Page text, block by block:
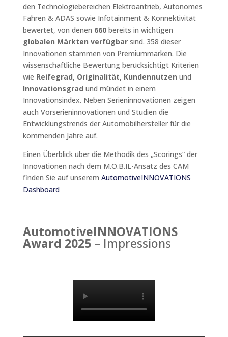
den Technologiebereichen Elektroantrieb, Autonomes
Fahren & ADAS sowie Infotainment & Konnektivität
bewertet, von denen 660bereits in wichtigen
globalen Märkten verfügbarsind. 358 dieser
Innovationen stammen von Premiummarken. Die
wissenschaftliche Bewertung berücksichtigt Kriterien
wie Reifegrad, Originalität, Kundennutzen und
Innovationsgrad und mündet in einem
Innovationsindex. Neben Serieninnovationen zeigen
auch Vorserieninnovationen und Studien die
Entwicklungstrends der Automobilhersteller für die
kommenden Jahre auf.
Einen Überblick über die Methodik des „Scorings“ der
Innovationen nach dem M.O.B.IL-Ansatz des CAM
finden Sie auf unserem AutomotiveINNOVATIONS
Dashboard
AutomotiveINNOVATIONS
Award 2025– Impressions